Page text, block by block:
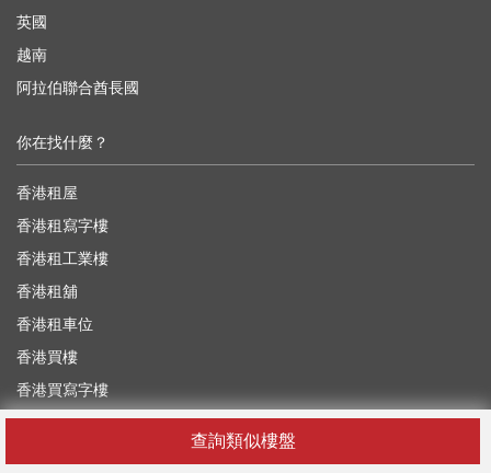
查詢類似樓盤
英國
越南
阿拉伯聯合酋長國
你在找什麼？
香港租屋
香港租寫字樓
香港租工業樓
香港租舖
香港租車位
香港買樓
香港買寫字樓
香港買工業樓